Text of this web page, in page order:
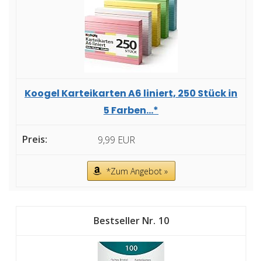
Koogel Karteikarten A6 liniert, 250 Stück in
5 Farben...*
9,99 EUR
*Zum Angebot »
10